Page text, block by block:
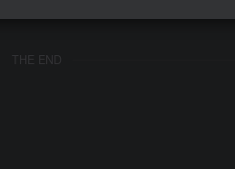
或其他利益的，若有侵犯你的权益请:
THE END